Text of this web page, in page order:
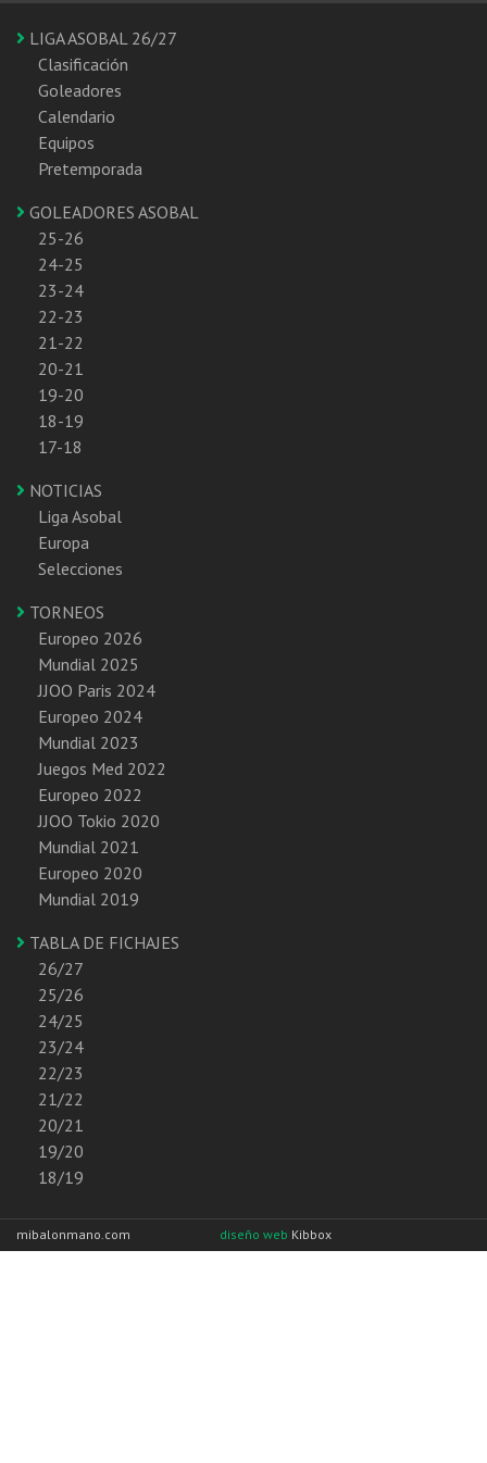
LIGA ASOBAL 26/27
Clasificación
Goleadores
Calendario
Equipos
Pretemporada
GOLEADORES ASOBAL
25-26
24-25
23-24
22-23
21-22
20-21
19-20
18-19
17-18
NOTICIAS
Liga Asobal
Europa
Selecciones
TORNEOS
Europeo 2026
Mundial 2025
JJOO Paris 2024
Europeo 2024
Mundial 2023
Juegos Med 2022
Europeo 2022
JJOO Tokio 2020
Mundial 2021
Europeo 2020
Mundial 2019
TABLA DE FICHAJES
26/27
25/26
24/25
23/24
22/23
21/22
20/21
19/20
18/19
mibalonmano.com diseño web Kibbox